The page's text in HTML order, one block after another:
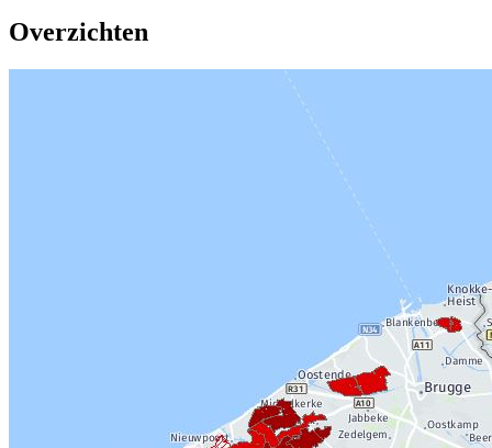
Overzichten